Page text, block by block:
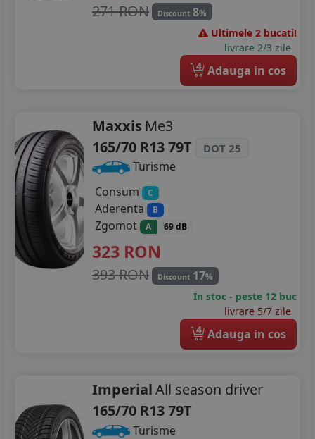
271 RON Discount 8%
Ultimele 2 bucati!
livrare 2/3 zile
4 Adauga in cos
Maxxis Me3
165/70 R13 79T
DOT 25
Turisme
Consum
C
Aderenta B
Zgomot A 69 dB
323 RON
393 RON Discount 17%
In stoc - peste 12 buc
livrare 5/7 zile
4 Adauga in cos
ImperialAll season driver
165/70 R13 79T
Turisme